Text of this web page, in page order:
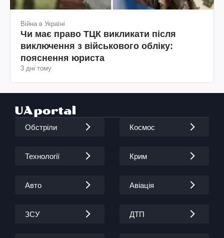
Війна в Україні
Чи має право ТЦК викликати після
виключення з військового обліку:
пояснення юриста
3 дні тому
Обстріли Космос
Технології Крим
Авто Авіація
ЗСУ ДТП